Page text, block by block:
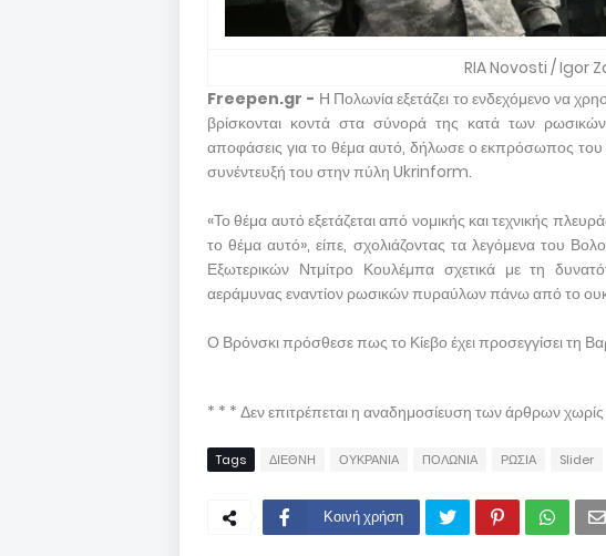
RIA Novosti / Igor
Freepen.gr - Η Πολωνία εξετάζει το ενδεχόμενο να
βρίσκονται κοντά στα σύνορά της κατά των
αποφάσεις για το θέμα αυτό, δήλωσε ο εκπρόσωπος
συνέντευξή του στην πύλη Ukrinform.
«Το θέμα αυτό εξετάζεται από νομικής και τεχνικής
το θέμα αυτό», είπε, σχολιάζοντας τα λεγόμενα του
Εξωτερικών Ντμίτρο Κουλέμπα σχετικά με τη
αεράμυνας εναντίον ρωσικών πυραύλων πάνω από το
Ο Βρόνσκι πρόσθεσε πως το Κίεβο έχει προσεγγίσει τη
* * * Δεν επιτρέπεται η αναδημοσίευση των άρθρων
Tags ΔΙΕΘΝΗ ΟΥΚΡΑΝΙΑ ΠΟΛΩΝΙΑ ΡΩΣΙΑ Slider
Κοινή χρήση